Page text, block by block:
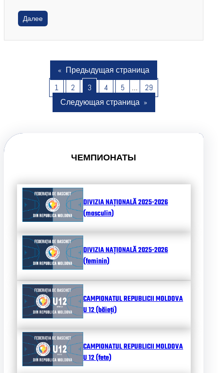
Далее
« Предыдущая страница
1
2 3 4 5 …
29
Следующая страница »
ЧЕМПИОНАТЫ
DIVIZIA NAȚIONALĂ 2025-2026
(masculin)
DIVIZIA NAȚIONALĂ 2025-2026
(feminin)
CAMPIONATUL REPUBLICII MOLDOVA
U 12 (băieți)
CAMPIONATUL REPUBLICII MOLDOVA
U 12 (fete)